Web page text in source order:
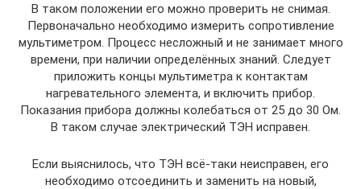
В таком положении его можно проверить не снимая.
Первоначально необходимо измерить сопротивление
мультиметром. Процесс несложный и не занимает много
времени, при наличии определённых знаний. Следует
приложить концы мультиметра к контактам
нагревательного элемента, и включить прибор.
Показания прибора должны колебаться от 25 до 30 Ом.
В таком случае электрический ТЭН исправен.
Если выяснилось, что ТЭН всё-таки неисправен, его
необходимо отсоединить и заменить на новый,